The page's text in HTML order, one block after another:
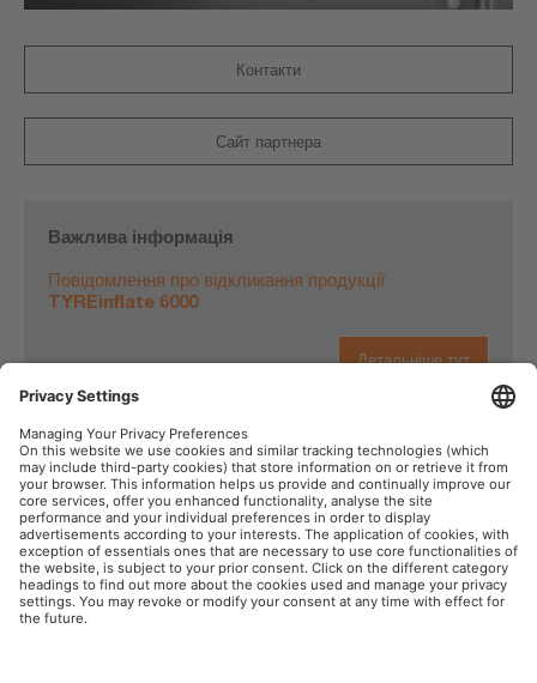
Контакти
Сайт партнера
Важлива інформація
Повідомлення про відкликання продукції
TYREinflate 6000
Детальніше тут
OSRAM у соціальних мережах
Товарний знак
Умови використання сайту